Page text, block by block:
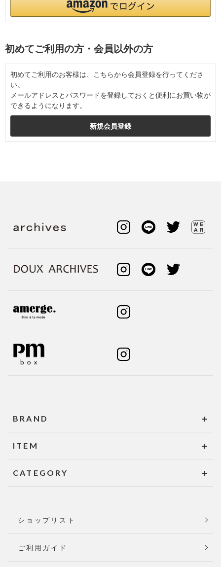
初めてご利用の方・会員以外の方
初めてご利用のお客様は、こちらから会員登録を行ってくださ
い。
メールアドレスとパスワードを登録しておくと便利にお買い物が
できるようになります。
BRAND
ITEM
CATEGORY
ショップリスト
ご利用ガイド